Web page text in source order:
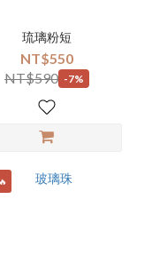
琉璃粉短
NT$550
NT$590 -7%